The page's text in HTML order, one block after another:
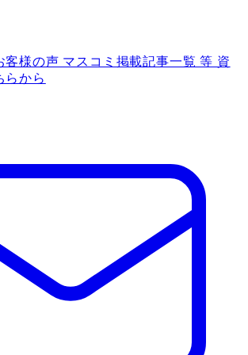
客様の声 マスコミ掲載記事一覧 等 資
らから